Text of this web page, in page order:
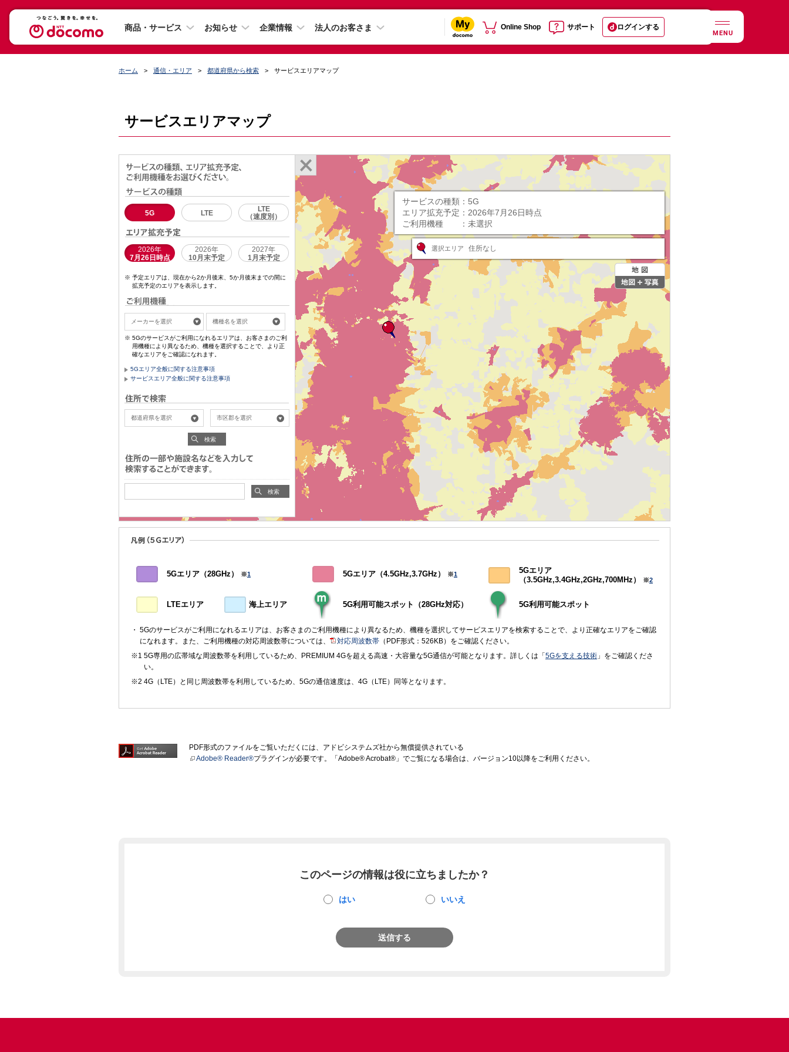
商品・サービス お知らせ 企業情報 法人のお客さま Online Shop サポート ログインする
MENU
ホーム 通信・エリア 都道府県から検索 サービスエリアマップ
サービスエリアマップ
5G LTE
LTE
（速度別）
2026年
7月26日時点
2026年
10月末予定
2027年
1月末予定
予定エリアは、現在から2か月後末、5か月後末までの間に
拡充予定のエリアを表示します。
5Gのサービスがご利用になれるエリアは、お客さまのご利
用機種により異なるため、機種を選択することで、より正
確なエリアをご確認になれます。
5Gエリア全般に関する注意事項
サービスエリア全般に関する注意事項
検索
検索
サービスの種類： 5G
エリア拡充予定： 2026年7月26日時点
ご利用機種 ： 未選択
選択エリア 住所なし
5Gエリア（28GHz） ※1 5Gエリア（4.5GHz,3.7GHz） ※1
5Gエリア
（3.5GHz,3.4GHz,2GHz,700MHz）
※2
LTEエリア 海上エリア 5G利用可能スポット（28GHz対応） 5G利用可能スポット
5Gのサービスがご利用になれるエリアは、お客さまのご利用機種により異なるため、機種を選択してサービスエリアを検索することで、より正確なエリアをご確認
になれます。また、ご利用機種の対応周波数帯については、
対応周波数帯 （PDF形式：526KB）をご確認ください。
5G専用の広帯域な周波数帯を利用しているため、PREMIUM 4Gを超える高速・大容量な5G通信が可能となります。詳しくは「 5Gを支える技術 」をご確認くださ
い。
4G（LTE）と同じ周波数帯を利用しているため、5Gの通信速度は、4G（LTE）同等となります。
PDF形式のファイルをご覧いただくには、アドビシステムズ社から無償提供されている
Adobe® Reader®プラグインが必要です。「Adobe® Acrobat®」でご覧になる場合は、バージョン10以降をご利用ください。
このページの情報は役に立ちましたか？
はい いいえ
送信する